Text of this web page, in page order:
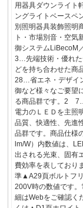
用器具ダウンライト
ングライトベースペ
別照明器具装飾照明
ト・市場別音・空気
御システムLiBecoM
3…先端技術・優れた
どを持ち合わせた商
28…省エネ・デザイ
御など様々なご要望
る商品群です。2
電力のＬＥＤを主照
品質、快適性、先進
品群です。商品仕様
lm/W）内数値は、
出される光束、固有
費効率を表しており
準▲A29頁ボルトフ
200V時の数値です
細はWebをご確認く